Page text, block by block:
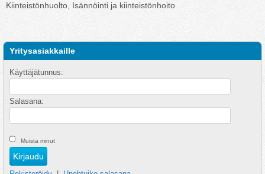
Kiinteistönhuolto, Isännöinti ja kiinteistönhoito
Yritysasiakkaille
Käyttäjätunnus:
Salasana:
Muista minut